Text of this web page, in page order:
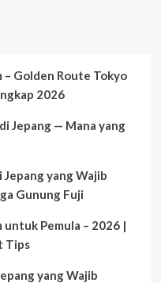
– Golden Route Tokyo
2026
Jepang — Mana yang
Jepang yang Wajib
Gunung Fuji
untuk Pemula – 2026 |
Tips
yang Wajib